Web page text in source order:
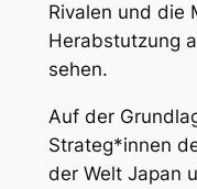
Rivalen und die
Herabstutzung
sehen.
Auf der
Strateg*innen
der Welt Japan